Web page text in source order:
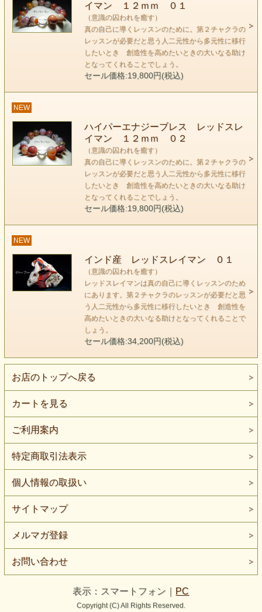
ブロックとして作用し、エネルギーの流れをとどめて
しまいます。特にハートとハラのチャクラは
ブロックが出来やすい箇所でもあります。
レッドスレイマンは 第二チャクラ ハラの丹田に作用する
石です。
レッドスレイマンは真の自己に導くレッスンのためにありま
す。
自分自身に向かい合うとき、あえて比べてしまう相手との位
置
つまり第２チャクラは人間関係の問題にも関連しています。
現実社会はどうしても自分と相手という二元性の中に
存在していると思いがちです。しかし 本当は全て
自分の目線の中でしか存在していないことに私たちは気づき
真の自己とは何でしょうか？本当はどうしたいのでしょう
ハラのチャクラにエネルギーを集中していくと
深い創造性に向かっていくことに気づきます。
特に女性は創造の源の器である子宮を生まれながらに持って
感覚的に創造することの喜びをより体感できるはずなのです
が
意識が行きやすいことが逆に二元性に留まってしまう原因に
も
なっているともいえます。もちろん男性にも女性エネルギー
が
存在するので、性別の有利性は関係ありません。
このハラのチャクラは二元性を超える宇宙を現しているのだ
イマン １２ｍｍ ０１
（意識の囚われを癒す）
真の自己に導くレッスンのために。第２チャクラの
レッスンが必要だと思う人二元性から多元性に移行
したいとき 創造性を高めたいときの大いなる助け
となってくれることでしょう。
セール価格:19,800円(税込)
NEW
ハイパーエナジーブレス レッドスレ
イマン １２ｍｍ ０２
（意識の囚われを癒す）
真の自己に導くレッスンのために。第２チャクラの
レッスンが必要だと思う人二元性から多元性に移行
したいとき 創造性を高めたいときの大いなる助け
となってくれることでしょう。
セール価格:19,800円(税込)
NEW
インド産 レッドスレイマン ０１
（意識の囚われを癒す）
レッドスレイマンは真の自己に導くレッスンのため
にあります。第２チャクラのレッスンが必要だと思
う人二元性から多元性に移行したいとき 創造性を
高めたいときの大いなる助けとなってくれることで
しょう。
セール価格:34,200円(税込)
お店のトップへ戻る
カートを見る
ご利用案内
特定商取引法表示
個人情報の取扱い
サイトマップ
メルマガ登録
お問い合わせ
表示：スマートフォン｜ PC
Copyright (C) All Rights Reserved.